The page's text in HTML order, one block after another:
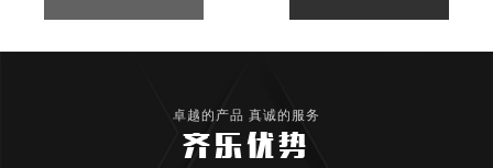
卓越的产品 真诚的服务
齐乐优势